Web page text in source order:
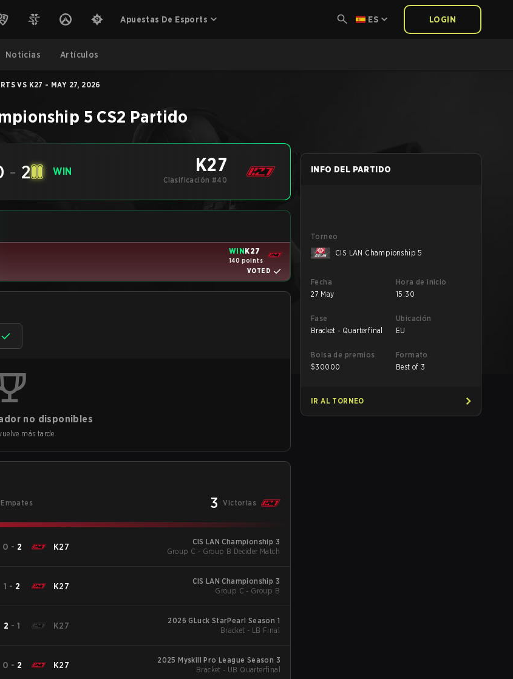
Apuestas De Esports ES LOGIN
Noticias Artículos
VS K27 - MAY 27, 2026
5 CS2 Partido
- 2 WIN K27
Clasificación #40
WINK27
140 points
VOTED
no disponibles
más tarde
Empates 3 Victorias
0 - 2 K27
CIS LAN Championship 3
Group C - Group B Decider Match
1 - 2 K27
CIS LAN Championship 3
Group C - Group B
2 - 1 K27
2026 GLuck StarPearl Season 1
Bracket - LB Final
0 - 2 K27
2025 Myskill Pro League Season 3
Bracket - UB Quarterfinal
INFO DEL PARTIDO
Torneo
CIS LAN Championship 5
Fecha
27 May
Hora de inicio
15:30
Fase
Bracket - Quarterfinal
Ubicación
EU
Bolsa de premios
$30000
Formato
Best of 3
IR AL TORNEO